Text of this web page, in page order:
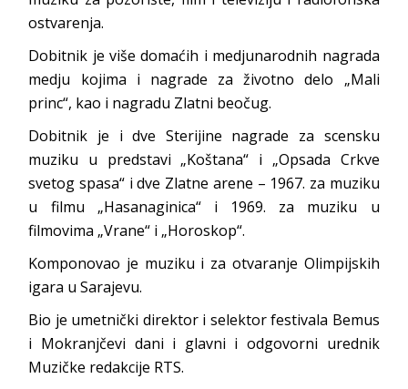
ostvarenja.
Dobitnik je više domaćih i medjunarodnih nagrada
medju kojima i nagrade za životno delo „Mali
princ“, kao i nagradu Zlatni beočug.
Dobitnik je i dve Sterijine nagrade za scensku
muziku u predstavi „Koštana“ i „Opsada Crkve
svetog spasa“ i dve Zlatne arene – 1967. za muziku
u filmu „Hasanaginica“ i 1969. za muziku u
filmovima „Vrane“ i „Horoskop“.
Komponovao je muziku i za otvaranje Olimpijskih
igara u Sarajevu.
Bio je umetnički direktor i selektor festivala Bemus
i Mokranjčevi dani i glavni i odgovorni urednik
Muzičke redakcije RTS.